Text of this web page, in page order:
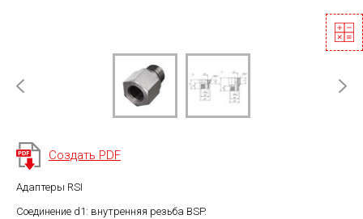
Создать PDF
Адаптеры RSI
Соединение d1: внутренняя резьба BSP.